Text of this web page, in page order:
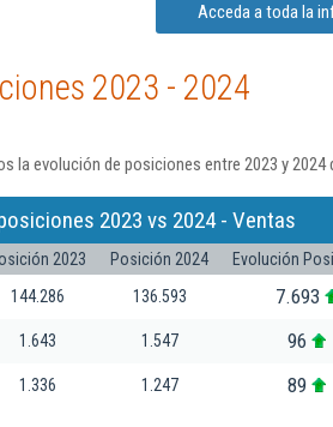
Acceda a toda la
2023 - 2024
la evolución de posiciones entre 2023 y
2023 vs 2024 - Ventas
2023 Posición 2024
Evolución
144.286 136.593 7.693
1.643 1.547 96
1.336 1.247 89